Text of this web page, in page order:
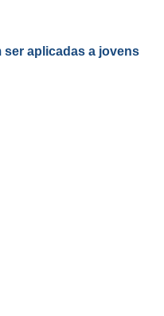
ser aplicadas a jovens